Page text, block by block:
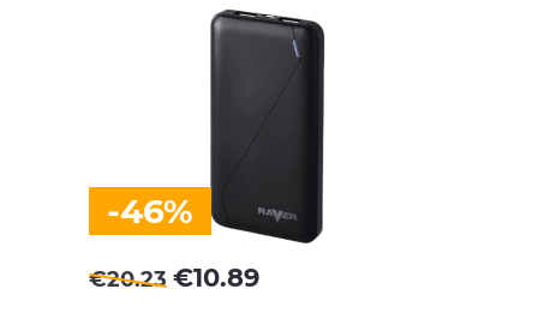
-46%
€20.23 €10.89